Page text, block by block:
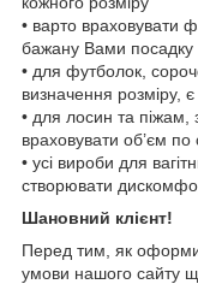
• варто враховувати
бажану Вами посадку
• для футболок,
визначення розміру,
• для лосин та
враховувати об’єм по
• усі вироби для
створювати
Шановний клієнт!
Перед тим, як
умови нашого сайту